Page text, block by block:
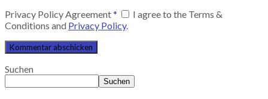
Privacy Policy Agreement*
I agree to the Terms &
Conditions and Privacy Policy.
Suchen
Suchen